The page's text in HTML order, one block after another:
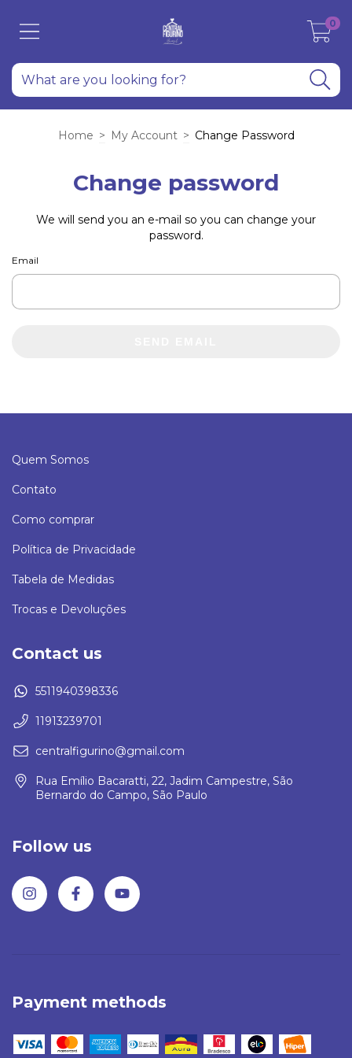
0
Home > My Account > Change Password
Change password
We will send you an e-mail so you can change your
password.
Email
Quem Somos
Contato
Como comprar
Política de Privacidade
Tabela de Medidas
Trocas e Devoluções
Contact us
5511940398336
11913239701
centralfigurino@gmail.com
Rua Emílio Bacaratti, 22, Jadim Campestre, São
Bernardo do Campo, São Paulo
Follow us
Payment methods